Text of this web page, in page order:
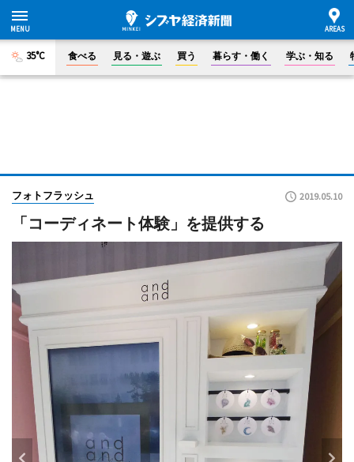
35°C 食べる 見る・遊ぶ 買う 暮らす・働く 学ぶ・知る
フォトフラッシュ 2019.05.10
「コーディネート体験」を提供する